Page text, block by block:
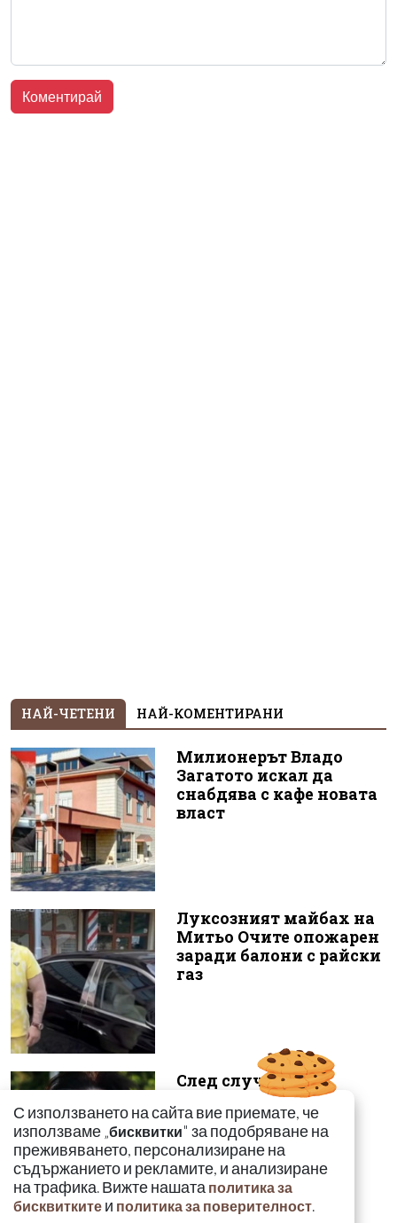
НАЙ-ЧЕТЕНИ НАЙ-КОМЕНТИРАНИ
Милионерът Владо
Загатото искал да
снабдява с кафе новата
власт
Луксозният майбах на
Митьо Очите опожарен
заради балони с райски
газ
След случая с
родилката от Варна:
Още едно семейство
разказа за бремен...
С използването на сайта вие приемате, че
използваме „бисквитки" за подобряване на
преживяването, персонализиране на
съдържанието и рекламите, и анализиране
на трафика. Вижте нашата политика за
бисквитките и политика за поверителност.